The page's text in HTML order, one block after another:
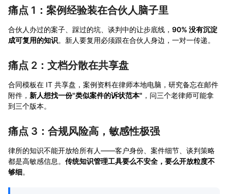
痛点 1：案例经验装在合伙人脑子里
合伙人办过的案子、踩过的坑、谈判中的让步底线， 90% 没有沉淀
成可复用的知识。新人要复用必须跟在合伙人身边，一对一传递。
痛点 2：文档分散在共享盘
合同模板在 IT 共享盘，案例资料在律师本地电脑，研究备忘在邮件
附件， 新人想找一份"类似案件的诉状范本" ，问三个老律师可能拿
到三个版本。
痛点 3：合规风险高，敏感性极强
律所的知识不能开放给所有人——客户身份、案件细节、谈判策略
都是高敏感信息。 传统知识管理工具要么不安全，要么开放粒度不
够细。